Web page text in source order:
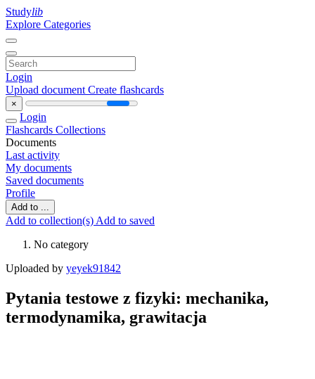
Studylib
Explore Categories
Login
Upload document Create flashcards
×
Login
Flashcards Collections
Documents
Last activity
My documents
Saved documents
Profile
Add to ...
Add to collection(s) Add to saved
No category
Uploaded by yeyek91842
Pytania testowe z fizyki: mechanika,
termodynamika, grawitacja